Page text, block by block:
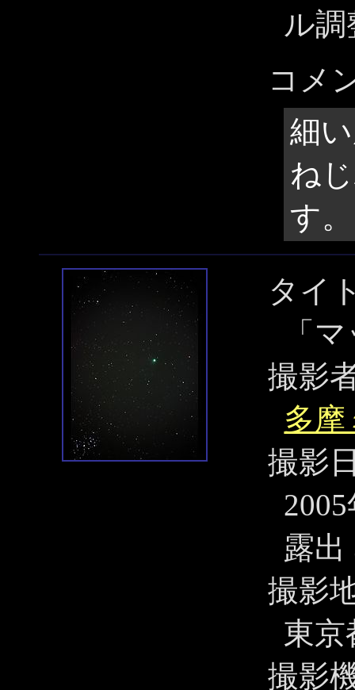
ル調
コメ
細
ね
す。
タイ
「
撮影
多摩
撮影
露出
撮影
東京
撮影